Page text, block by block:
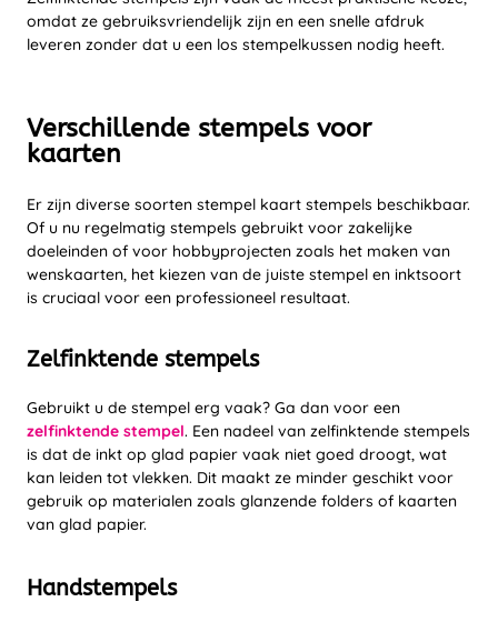
omdat ze gebruiksvriendelijk zijn en een snelle afdruk
leveren zonder dat u een los stempelkussen nodig heeft.
Verschillende stempels voor
kaarten
Er zijn diverse soorten stempel kaart stempels beschikbaar.
Of u nu regelmatig stempels gebruikt voor zakelijke
doeleinden of voor hobbyprojecten zoals het maken van
wenskaarten, het kiezen van de juiste stempel en inktsoort
is cruciaal voor een professioneel resultaat.
Zelfinktende stempels
Gebruikt u de stempel erg vaak? Ga dan voor een
zelfinktende stempel. Een nadeel van zelfinktende stempels
is dat de inkt op glad papier vaak niet goed droogt, wat
kan leiden tot vlekken. Dit maakt ze minder geschikt voor
gebruik op materialen zoals glanzende folders of kaarten
van glad papier.
Handstempels